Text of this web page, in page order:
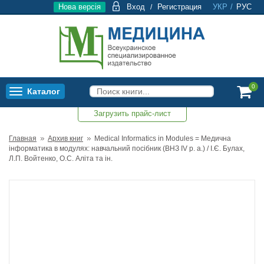
УКР / РУС
Вход / Регистрация
Нова версія
Toggle
Каталог
0
Загрузить прайс-лист
Главная Архив книг
Medical Informatics in Modules = Медична
інформатика в модулях: навчальний посібник (ВНЗ ІV р. а.) / І.Є. Булах,
Л.П. Войтенко, О.С. Аліта та ін.